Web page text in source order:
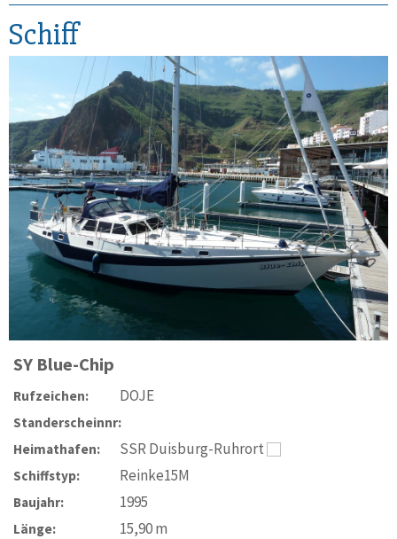
Schiff
SY Blue-Chip
Rufzeichen: DOJE
Standerscheinnr:
Heimathafen:
SSR Duisburg-Ruhrort
Schiffstyp: Reinke15M
Baujahr: 1995
Länge: 15,90m